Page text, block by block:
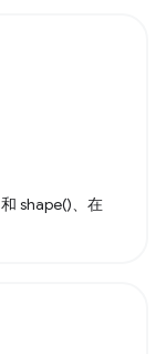
shape()、在